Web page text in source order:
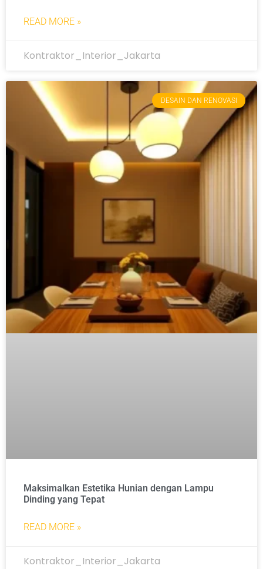
READ MORE »
Kontraktor_Interior_Jakarta
DESAIN DAN RENOVASI
Maksimalkan Estetika Hunian dengan Lampu
Dinding yang Tepat
READ MORE »
Kontraktor_Interior_Jakarta